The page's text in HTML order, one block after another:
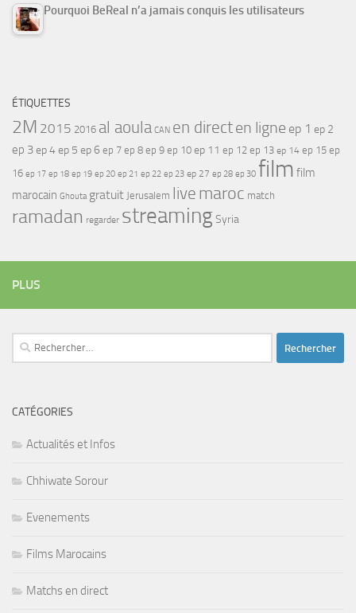
Pourquoi BeReal n’a jamais conquis les utilisateurs
ÉTIQUETTES
2M 2015 2016 al aoula CAN en directen ligne ep 1 ep 2
ep 3ep 4ep 5 ep 6 ep 7 ep 8 ep 9 ep 10 ep 11 ep 12 ep 13 ep 14 ep 15 ep
16 ep 17 ep 18 ep 19 ep 20 ep 21 ep 22 ep 23 ep 27 ep 28 ep 30 film film
marocain Ghouta gratuit Jerusalem live maroc match
ramadan regarder streamingSyria
PLUS
Rechercher :
CATÉGORIES
Actualités et Infos
Chhiwate Sorour
Evenements
Films Marocains
Matchs en direct